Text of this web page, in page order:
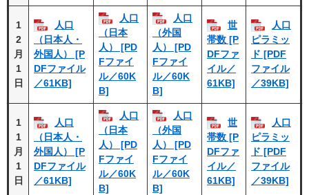
1
2
月
1
日
人口
（日本人・
外国人） [P
DFファイル
／61KB]
人口
（日本
人） [PD
Fファイ
ル／60K
B]
人口
（外国
人） [PD
Fファイ
ル／60K
B]
世
帯数 [P
DFファ
イル／
61KB]
人口
ピラミッ
ド [PDF
ファイル
／39KB]
1
1
月
1
日
人口
（日本人・
外国人） [P
DFファイル
／61KB]
人口
（日本
人） [PD
Fファイ
ル／60K
B]
人口
（外国
人） [PD
Fファイ
ル／60K
B]
世
帯数 [P
DFファ
イル／
61KB]
人口
ピラミッ
ド [PDF
ファイル
／39KB]